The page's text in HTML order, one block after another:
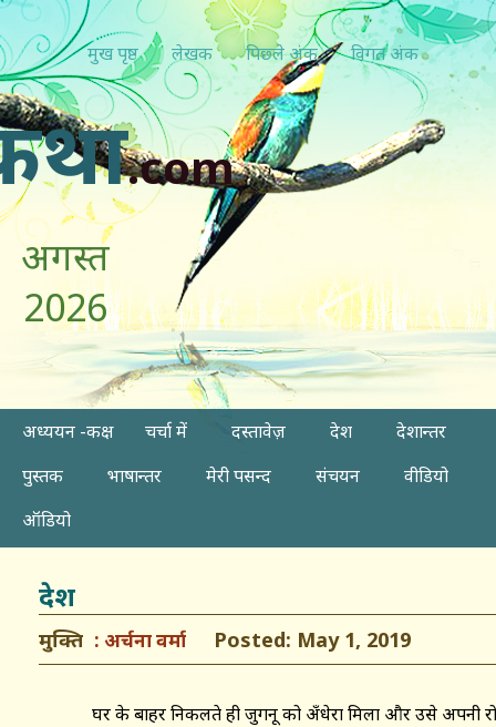
मुख पृष्ठ लेखक पिछ्ले अंक विगत अंक
.com
अगस्त
2026
अध्ययन -कक्ष चर्चा में दस्तावेज़ देश
देशान्तर
पुस्तक
भाषान्तर मेरी पसन्द संचयन
वीडियो
ऑडियो
देश
मुक्ति अर्चना वर्मा Posted: May 1, 2019
घर के बाहर निकलते ही जुगनू को अँधेरा मिला और उसे अपनी